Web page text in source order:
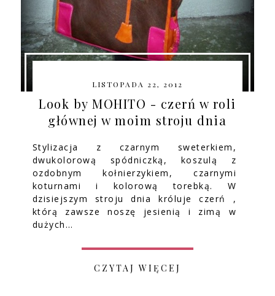
LISTOPADA 22, 2012
Look by MOHITO - czerń w roli
głównej w moim stroju dnia
Stylizacja z czarnym sweterkiem,
dwukolorową spódniczką, koszulą z
ozdobnym kołnierzykiem, czarnymi
koturnami i kolorową torebką. W
dzisiejszym stroju dnia króluje czerń ,
którą zawsze noszę jesienią i zimą w
dużych…
CZYTAJ WIĘCEJ